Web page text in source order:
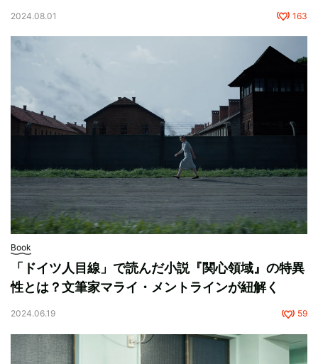
2024.08.01 163
Book
「ドイツ人目線」で読んだ小説『関心領域』の特異
性とは？文筆家マライ・メントラインが紐解く
2024.06.19 59